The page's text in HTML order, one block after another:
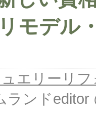
モデル
エリーリ
ンドeditor